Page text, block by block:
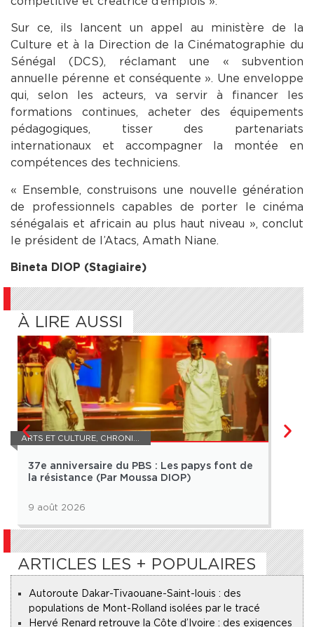
Sur ce, ils lancent un appel au ministère de la
Culture et à la Direction de la Cinématographie du
Sénégal (DCS), réclamant une « subvention
annuelle pérenne et conséquente ». Une enveloppe
qui, selon les acteurs, va servir à financer les
formations continues, acheter des équipements
pédagogiques, tisser des partenariats
internationaux et accompagner la montée en
compétences des techniciens.
« Ensemble, construisons une nouvelle génération
de professionnels capables de porter le cinéma
sénégalais et africain au plus haut niveau », conclut
le président de l’Atacs, Amath Niane.
Bineta DIOP (Stagiaire)
À LIRE AUSSI
ARTS ET CULTURE CHRONIQUE
37e anniversaire du PBS : Les papys font de
la résistance (Par Moussa DIOP)
9 août 2026
ARTS
ARTICLES LES + POPULAIRES
Autoroute Dakar-Tivaouane-Saint-louis : des
populations de Mont-Rolland isolées par le tracé
Hervé Renard retrouve la Côte d’Ivoire : des exigences